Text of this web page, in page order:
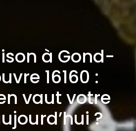
à Gond-
16160 :
vaut votre
?